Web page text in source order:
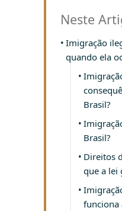
Neste
Imigração
quando ela
Brasil?
Brasil?
Direitos
que a lei
funciona